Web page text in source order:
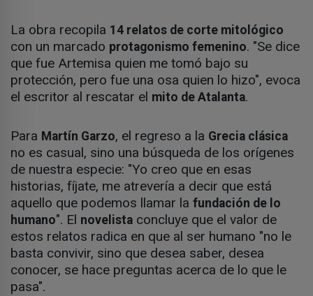
La obra recopila 14 relatos de corte mitológico
con un marcado protagonismo femenino. "Se dice
que fue Artemisa quien me tomó bajo su
protección, pero fue una osa quien lo hizo", evoca
el escritor al rescatar el mito de Atalanta.
Para Martín Garzo, el regreso a la Grecia clásica
no es casual, sino una búsqueda de los orígenes
de nuestra especie: "Yo creo que en esas
historias, fíjate, me atrevería a decir que está
aquello que podemos llamar la fundación de lo
humano". El novelista concluye que el valor de
estos relatos radica en que al ser humano "no le
basta convivir, sino que desea saber, desea
conocer, se hace preguntas acerca de lo que le
pasa".